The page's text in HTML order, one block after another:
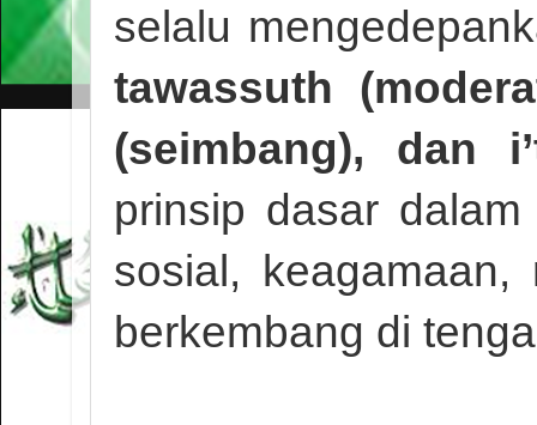
selalu
tawassuth
(seimbang), dan
prinsip dasar
sosial,
berkembang di